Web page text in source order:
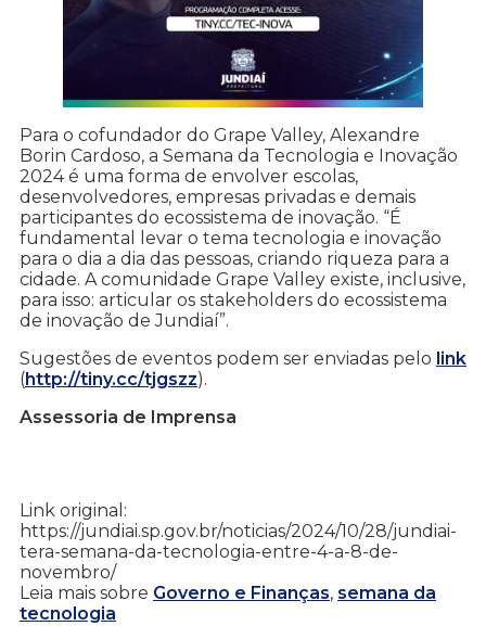
Para o cofundador do Grape Valley, Alexandre
Borin Cardoso, a Semana da Tecnologia e Inovação
2024 é uma forma de envolver escolas,
desenvolvedores, empresas privadas e demais
participantes do ecossistema de inovação. “É
fundamental levar o tema tecnologia e inovação
para o dia a dia das pessoas, criando riqueza para a
cidade. A comunidade Grape Valley existe, inclusive,
para isso: articular os stakeholders do ecossistema
de inovação de Jundiaí”.
Sugestões de eventos podem ser enviadas pelo link
(http://tiny.cc/tjgszz).
Assessoria de Imprensa
Link original:
https://jundiai.sp.gov.br/noticias/2024/10/28/jundiai-
tera-semana-da-tecnologia-entre-4-a-8-de-
novembro/
Leia mais sobre Governo e Finanças, semana da
tecnologia